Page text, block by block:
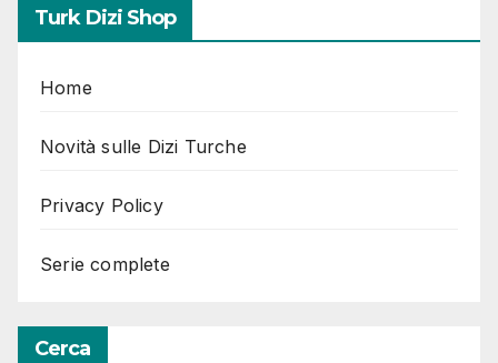
Turk Dizi Shop
Home
Novità sulle Dizi Turche
Privacy Policy
Serie complete
Cerca